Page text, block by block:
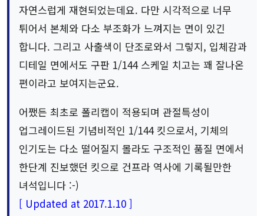
자연스럽게 재현되었는데요. 다만 시각적으로 너무
튀어서 본체와 다소 부조화가 느껴지는 면이 있긴
합니다. 그리고 사출색이 단조로와서 그렇지, 입체감과
디테일 면에서도 구판 1/144 스케일 치고는 꽤 잘나온
편이라고 보여지는군요.
어쨌든 최초로 폴리캡이 적용되며 관절특성이
업그레이드된 기념비적인 1/144 킷으로서, 기체의
인기도는 다소 떨어질지 몰라도 구조적인 품질 면에서
한단계 진보했던 킷으로 건프라 역사에 기록될만한
녀석입니다 :-)
[ Updated at 2017.1.10 ]